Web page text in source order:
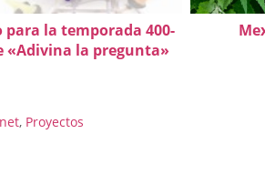
para la temporada 400-
«Adivina la pregunta»
, Proyectos